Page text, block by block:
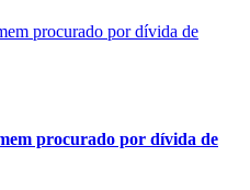
procurado por dívida de